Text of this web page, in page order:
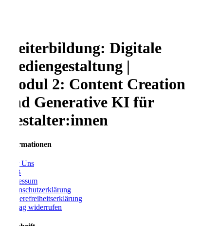
Weiterbildung: Digitale
Mediengestaltung |
Modul 2: Content Creation
und Generative KI für
Gestalter:innen
Informationen
Über Uns
AGB
Impressum
Datenschutzerklärung
Barrierefreiheitserklärung
Vertrag widerrufen